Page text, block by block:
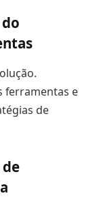
ferramentas e
de